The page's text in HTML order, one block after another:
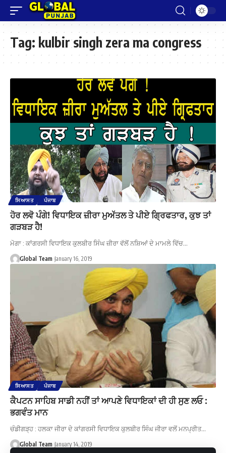
Tag: kulbir singh zera ma congress
ਸਿਆਸਤ ਪੰਜਾਬ
ਹੋਰ ਲਵੋ ਪੰਗੇ! ਵਿਧਾਇਕ ਜ਼ੀਰਾ ਮੁਅੱਤਲ ਤੇ ਪੀਏ ਗ੍ਰਿਫਤਾਰ, ਕੁਝ ਤਾਂ
ਗੜਬੜ ਹੈ!
ਮੋਗਾ : ਕਾਂਗਰਸੀ ਵਿਧਾਇਕ ਕੁਲਬੀਰ ਸਿੰਘ ਜ਼ੀਰਾ ਵੱਲੋਂ ਨਸ਼ਿਆਂ ਦੇ ਮਾਮਲੇ ਵਿੱਚ…
Global Team January 16, 2019
ਸਿਆਸਤ ਪੰਜਾਬ
ਕੈਪਟਨ ਸਾਹਿਬ ਸਾਡੀ ਨਹੀਂ ਤਾਂ ਆਪਣੇ ਵਿਧਾਇਕਾਂ ਦੀ ਹੀ ਸੁਣ ਲਓ :
ਭਗਵੰਤ ਮਾਨ
ਚੰਡੀਗੜ੍ਹ : ਹਲਕਾ ਜੀਰਾ ਦੇ ਕਾਂਗਰਸੀ ਵਿਧਾਇਕ ਕੁਲਬੀਰ ਸਿੰਘ ਜੀਰਾ ਵਲੋਂ ਮਨਪ੍ਰੀਤ…
Global Team January 14, 2019